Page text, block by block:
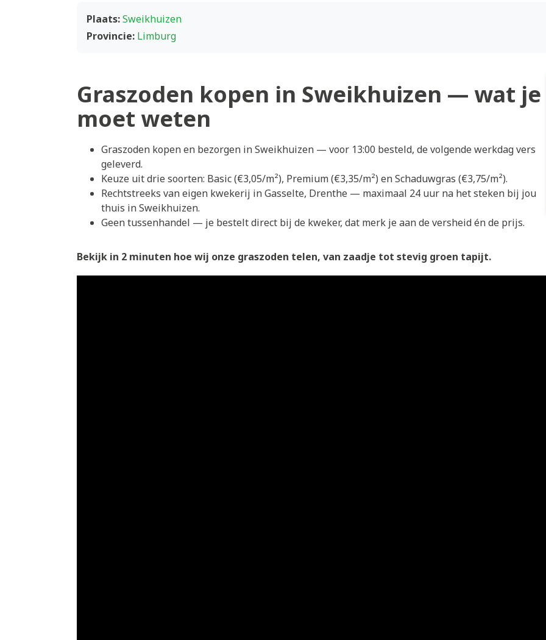
Plaats:Sweikhuizen
Provincie: Limburg
Graszoden kopen in Sweikhuizen — wat je
moet weten
Graszoden kopen en bezorgen in Sweikhuizen — voor 13:00 besteld, de volgende werkdag vers
geleverd.
Keuze uit drie soorten: Basic (€3,05/m²), Premium (€3,35/m²) en Schaduwgras (€3,75/m²).
Rechtstreeks van eigen kwekerij in Gasselte, Drenthe — maximaal 24 uur na het steken bij jou
thuis in Sweikhuizen.
Geen tussenhandel — je bestelt direct bij de kweker, dat merk je aan de versheid én de prijs.
Bekijk in 2 minuten hoe wij onze graszoden telen, van zaadje tot stevig groen tapijt.